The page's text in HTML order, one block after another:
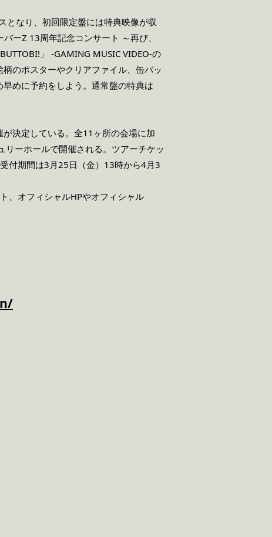
となり、初回限定盤には特典映像が収
ーZ 13周年記念コンサート ～再び、
」 -GAMING MUSIC VIDEO-の
のポスターやクリアファイル、缶バッ
めに予約をしよう。通常盤の特典は
決定している。全11ヶ所の会場に加
ーホールで開催される。ツアーチケッ
付期間は3月25日（金）13時から4月3
、オフィシャルHPやオフィシャル